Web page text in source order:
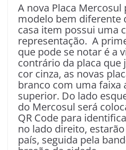
A nova Placa
modelo bem diferente
casa item possui uma
representação. A
que pode se notar é a
contrário da placa que
cor cinza, as novas
branco com uma faixa
superior. Do lado
do Mercosul será
QR Code para
no lado direito,
país, seguida pela